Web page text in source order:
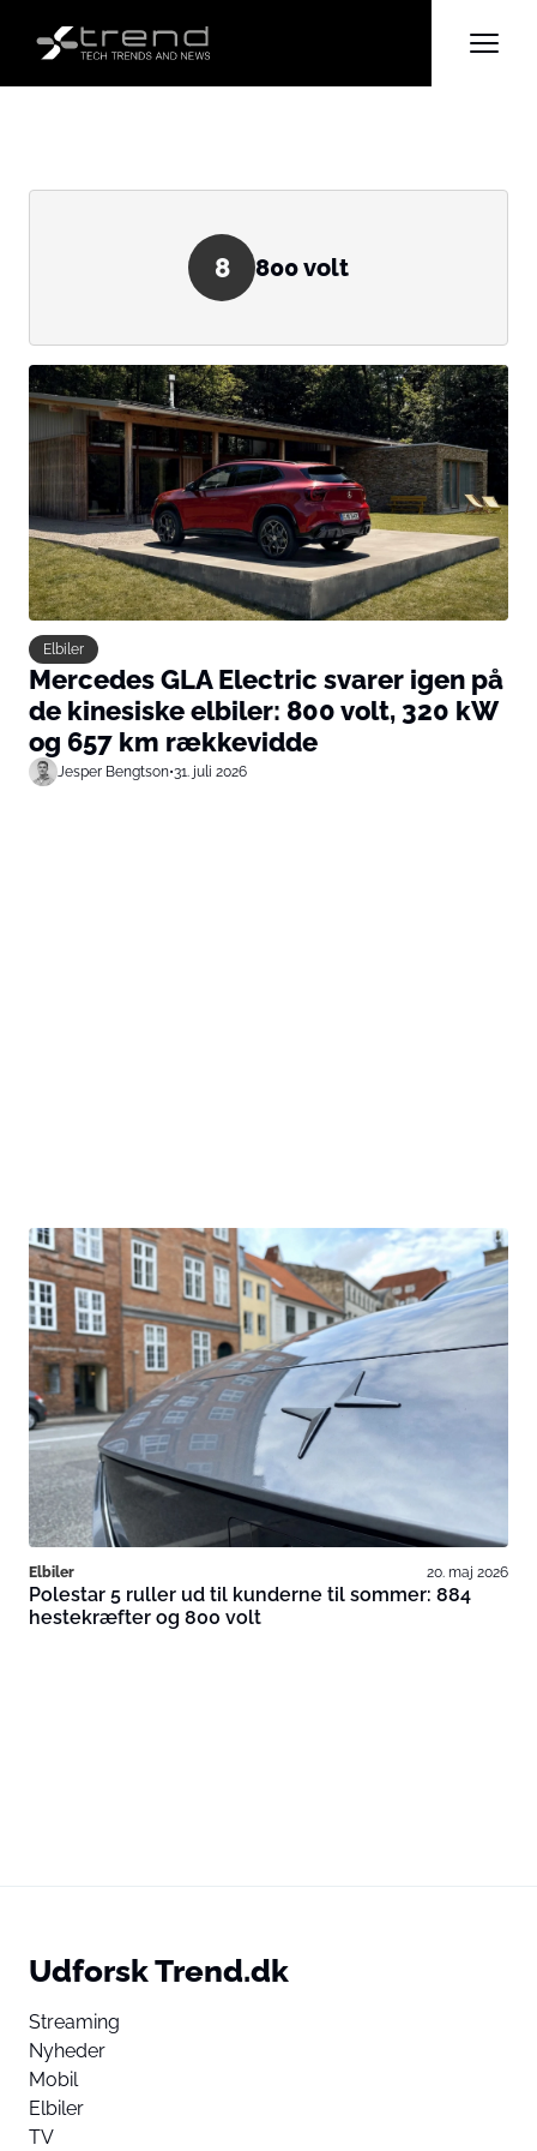
8 800 volt
Elbiler
Mercedes GLA Electric svarer igen på
de kinesiske elbiler: 800 volt, 320 kW
og 657 km rækkevidde
Jesper Bengtson•31. juli 2026
Elbiler 20. maj 2026
Polestar 5 ruller ud til kunderne til sommer: 884
hestekræfter og 800 volt
Udforsk Trend.dk
Streaming
Nyheder
Mobil
Elbiler
TV